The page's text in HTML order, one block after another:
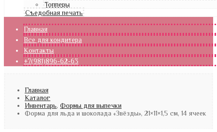
Топперы
Съедобная печать
Главная
Все для кондитера
Контакты
+7(981)896-62-63
Главная
Каталог
Инвентарь, Формы для выпечки
Форма для льда и шоколада «Звёзды», 21×11×1,5 см, 14 ячеек